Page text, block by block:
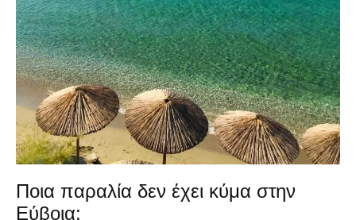
Ποια παραλία δεν έχει κύμα στην
Εύβοια;